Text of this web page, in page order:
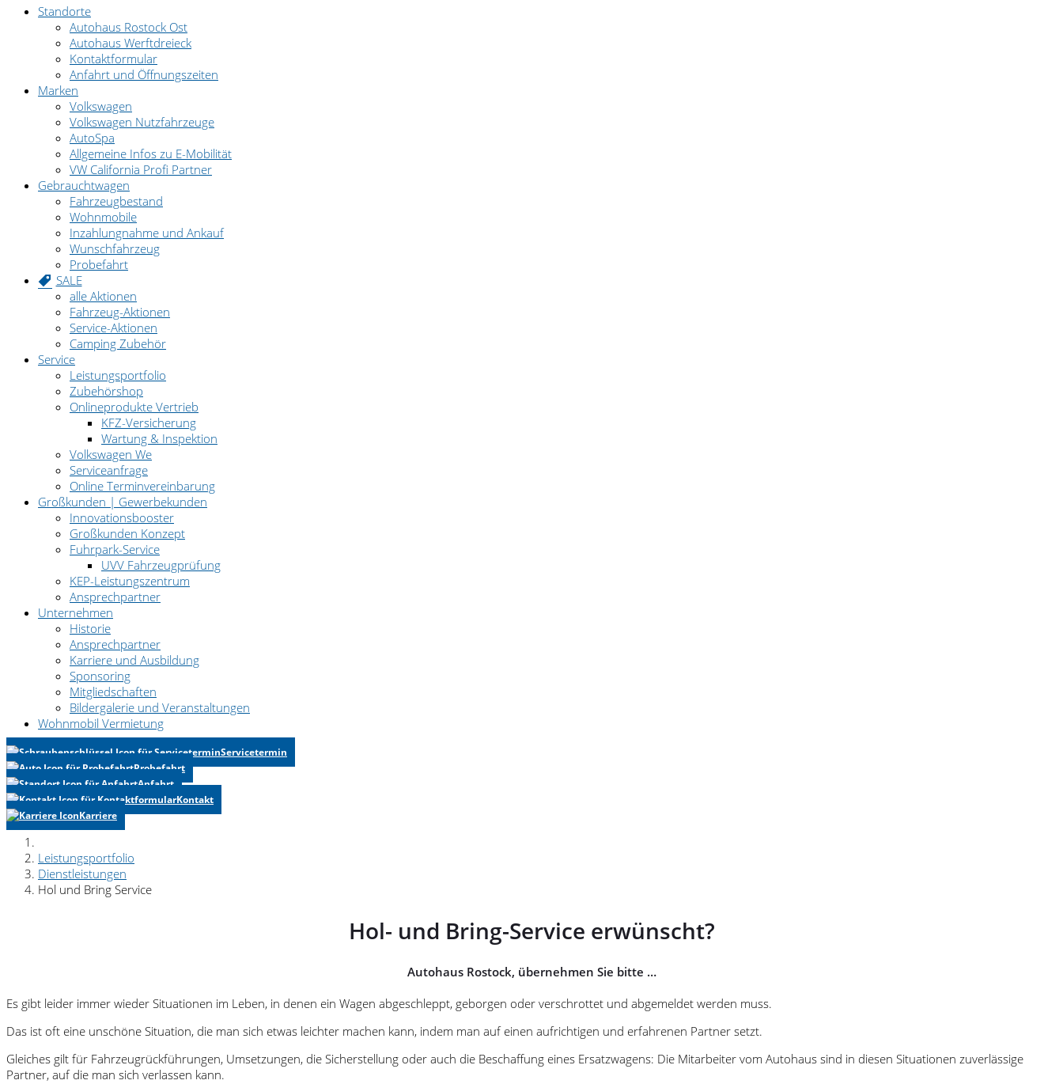
Standorte
Autohaus Rostock Ost
Autohaus Werftdreieck
Kontaktformular
Anfahrt und Öffnungszeiten
Marken
Volkswagen
Volkswagen Nutzfahrzeuge
AutoSpa
Allgemeine Infos zu E-Mobilität
VW California Profi Partner
Gebrauchtwagen
Fahrzeugbestand
Wohnmobile
Inzahlungnahme und Ankauf
Wunschfahrzeug
Probefahrt
SALE
alle Aktionen
Fahrzeug-Aktionen
Service-Aktionen
Camping Zubehör
Service
Leistungsportfolio
Zubehörshop
Onlineprodukte Vertrieb
KFZ-Versicherung
Wartung & Inspektion
Volkswagen We
Serviceanfrage
Online Terminvereinbarung
Großkunden | Gewerbekunden
Innovationsbooster
Großkunden Konzept
Fuhrpark-Service
UVV Fahrzeugprüfung
KEP-Leistungszentrum
Ansprechpartner
Unternehmen
Historie
Ansprechpartner
Karriere und Ausbildung
Sponsoring
Mitgliedschaften
Bildergalerie und Veranstaltungen
Wohnmobil Vermietung
Servicetermin
Probefahrt
Anfahrt
Kontakt
Karriere
Leistungsportfolio
Dienstleistungen
Hol und Bring Service
Hol- und Bring-Service erwünscht?
Autohaus Rostock, übernehmen Sie bitte …
Es gibt leider immer wieder Situationen im Leben, in denen ein Wagen abgeschleppt, geborgen oder verschrottet und abgemeldet werden muss.
Das ist oft eine unschöne Situation, die man sich etwas leichter machen kann, indem man auf einen aufrichtigen und erfahrenen Partner setzt.
Gleiches gilt für Fahrzeugrückführungen, Umsetzungen, die Sicherstellung oder auch die Beschaffung eines Ersatzwagens: Die Mitarbeiter vom Autohaus sind in diesen Situationen zuverlässige
Partner, auf die man sich verlassen kann.